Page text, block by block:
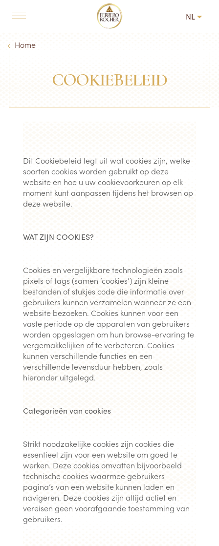
NL
MAIN NAVIGATION
Breadcrumb
Home
COOKIEBELEID
Dit Cookiebeleid legt uit wat cookies zijn, welke
soorten cookies worden gebruikt op deze
website en hoe u uw cookievoorkeuren op elk
moment kunt aanpassen tijdens het browsen op
deze website.
WAT ZIJN COOKIES?
Cookies en vergelijkbare technologieën zoals
pixels of tags (samen ‘cookies’) zijn kleine
bestanden of stukjes code die informatie over
gebruikers kunnen verzamelen wanneer ze een
website bezoeken. Cookies kunnen voor een
vaste periode op de apparaten van gebruikers
worden opgeslagen om hun browse-ervaring te
vergemakkelijken of te verbeteren. Cookies
kunnen verschillende functies en een
verschillende levensduur hebben, zoals
hieronder uitgelegd.
Categorieën van cookies
Strikt noodzakelijke cookies zijn cookies die
essentieel zijn voor een website om goed te
werken. Deze cookies omvatten bijvoorbeeld
technische cookies waarmee gebruikers
pagina’s van een website kunnen laden en
navigeren. Deze cookies zijn altijd actief en
vereisen geen voorafgaande toestemming van
gebruikers.